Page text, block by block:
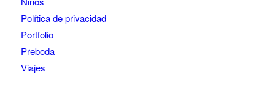
Política de privacidad
Portfolio
Preboda
Viajes